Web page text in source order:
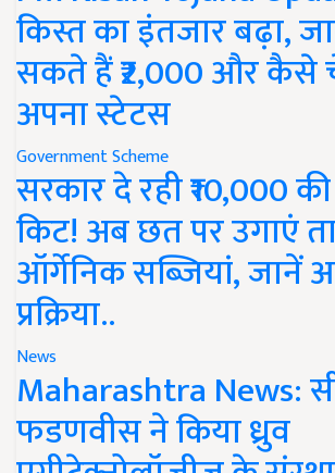
किस्त का इंतजार बढ़ा,
सकते हैं ₹2,000 और
अपना स्टेटस
Government Scheme
सरकार दे रही ₹10,000 की
किट! अब छत पर उगाएं
ऑर्गेनिक सब्जियां, जानें
प्रक्रिया..
News
Maharashtra News:
फडणवीस ने किया ध्रुव